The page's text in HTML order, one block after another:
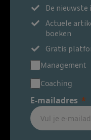
De
Actuele
boeken
Gratis
Management
Coaching
E-mailadres